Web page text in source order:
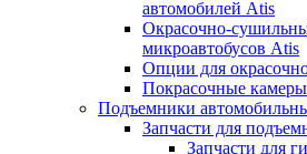
автомобилей Atis
Окрасочно-
микроавтобусов Atis
Опции для
Покрасочные
Подъемники
Запчасти для
Запчасти для